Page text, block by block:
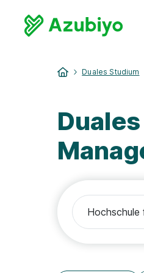
Duales Studium